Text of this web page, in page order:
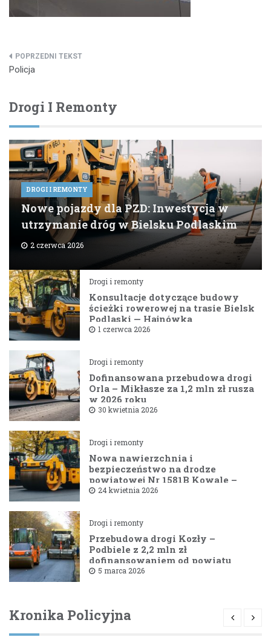
Nawigacja
Policja
Drogi I Remonty
DROGI I REMONTY
Nowe pojazdy dla PZD: Inwestycja w
utrzymanie dróg w Bielsku Podlaskim
2 czerwca 2026
Drogi i remonty
Konsultacje dotyczące budowy
ścieżki rowerowej na trasie Bielsk
Podlaski — Hajnówka
1 czerwca 2026
Drogi i remonty
Dofinansowana przebudowa drogi
Orla – Mikłasze za 1,2 mln zł rusza
w 2026 roku
30 kwietnia 2026
Drogi i remonty
Nowa nawierzchnia i
bezpieczeństwo na drodze
powiatowej Nr 1581B Kowale –
Filipy
24 kwietnia 2026
Drogi i remonty
Przebudowa drogi Kozły –
Podbiele z 2,2 mln zł
dofinansowaniem od powiatu
bielskiego
5 marca 2026
Kronika Policyjna